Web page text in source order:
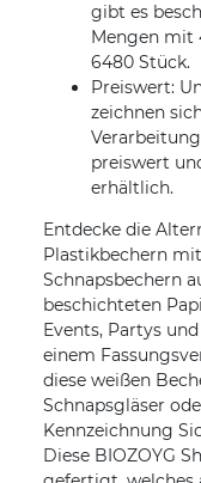
gibt es
Mengen mit
6480 Stück.
Preiswert:
zeichnen
preiswert
erhältlich.
Entdecke die
Plastikbechern
Schnapsbechern
beschichteten
Events, Partys
einem
diese weißen
Schnapsgläser
Kennzeichnung
Diese BIOZOYG